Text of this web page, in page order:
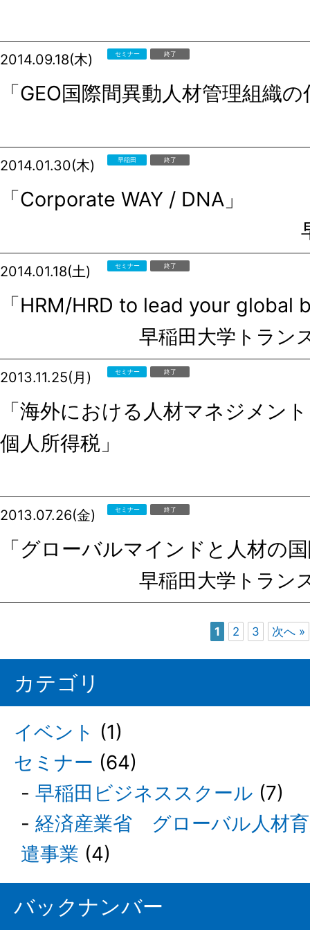
2014.09.18(木) セミナー 終了
「GEO国際間異動人材管理組織
2014.01.30(木) 早稲田 終了
「Corporate WAY / DNA」
2014.01.18(土) セミナー 終了
「HRM/HRD to lead your
早稲田大学トラン
2013.11.25(月) セミナー 終了
「海外における人材マネジメン
個人所得税」
2013.07.26(金) セミナー 終了
「グローバルマインドと人材の
早稲田大学トラン
1 2 3 次へ »
カテゴリ
イベント (1)
セミナー (64)
早稲田ビジネススクール (7)
経済産業省 グローバル人材
遣事業 (4)
バックナンバー